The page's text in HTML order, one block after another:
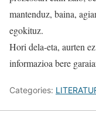
mantenduz, baina,
egokituz.
Hori dela-eta, aurten
informazioa bere
Categories: